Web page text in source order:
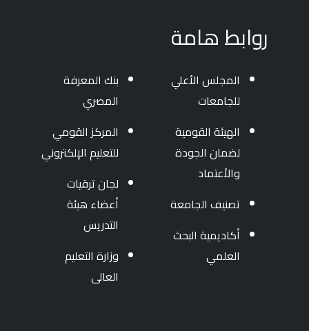
روابط هامة
المجلس الأعلي
للجامعات
الهيئة القومية
لضمان الجودة
والأعتماد
تصنيف الجامعة
أكاديمية البحث
العلمي
بنك المعرفة
المصري
المركز القومي
للتعليم الإلكتروني
لجان ترقيات
أعضاء هيئة
التدريس
وزارة التعليم
العالى